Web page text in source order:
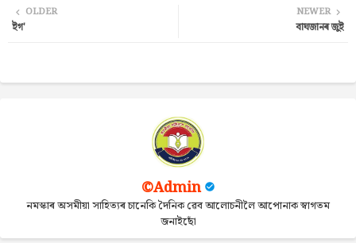
NEWER
বাঘজানৰ জুই
OLDER
ইগ'
©Admin
নমস্কাৰ অসমীয়া সাহিত্যৰ চানেকি দৈনিক ৱেব আলোচনীলৈ আপোনাক স্বাগতম
জনাইছোঁ